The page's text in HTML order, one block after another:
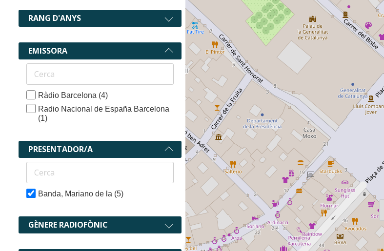
RANG D'ANYS
EMISSORA
Ràdio Barcelona (4)
Radio Nacional de España Barcelona
(1)
PRESENTADOR/A
Banda, Mariano de la (5)
GÈNERE RADIOFÒNIC
5 recursos